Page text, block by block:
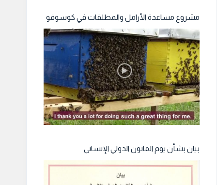
مشروع مساعدة الأرامل والمطلقات في كوسوفو
بيان بشأن يوم القانون الدولي الإنساني